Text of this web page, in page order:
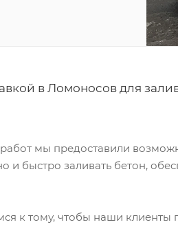
в Ломоносов для
мы предоставили
быстро заливать бетон,
тому, чтобы наши клиенты